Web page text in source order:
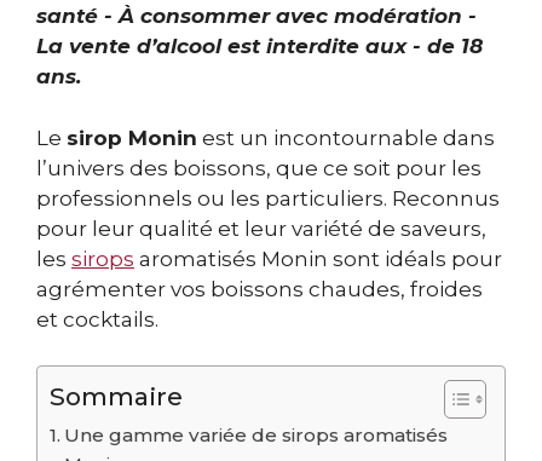
santé - À consommer avec modération -
La vente d’alcool est interdite aux - de 18
ans.
Le sirop Monin est un incontournable dans
l’univers des boissons, que ce soit pour les
professionnels ou les particuliers. Reconnus
pour leur qualité et leur variété de saveurs,
les sirops aromatisés Monin sont idéals pour
agrémenter vos boissons chaudes, froides
et cocktails.
Sommaire
Une gamme variée de sirops aromatisés